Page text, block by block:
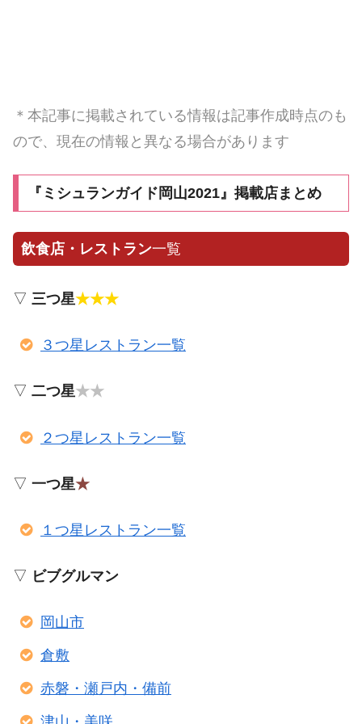
＊本記事に掲載されている情報は記事作成時点のも
ので、現在の情報と異なる場合があります
『ミシュランガイド岡山2021』掲載店まとめ
飲食店・レストラン一覧
▽ 三つ星★★★
３つ星レストラン一覧
▽ 二つ星★★
２つ星レストラン一覧
▽ 一つ星★
１つ星レストラン一覧
▽ ビブグルマン
岡山市
倉敷
赤磐・瀬戸内・備前